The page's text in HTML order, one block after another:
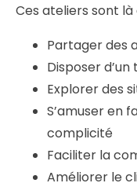
Ces ateliers sont là
Partager des
Disposer
Explorer des
S’amuser en
complicité
Faciliter la
Améliorer le